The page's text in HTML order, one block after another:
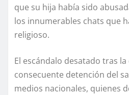
que su hija había sido
los innumerables chats que
religioso.
El escándalo desatado tras
consecuente detención del
medios nacionales, quienes